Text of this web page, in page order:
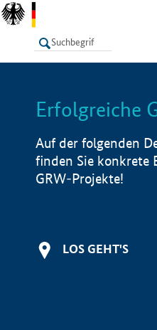
LISTE
Erfolgreiche
Auf der folgenden
finden Sie konkrete
GRW-Projekte!
LOS GEHT'S